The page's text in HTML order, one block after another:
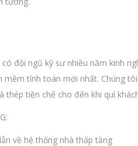
đội ngũ kỹ sư nhiều năm kinh
mềm tính toán mới nhất. Chúng
thép tiền chế cho đến khi quí
về hệ thống nhà thấp tầng